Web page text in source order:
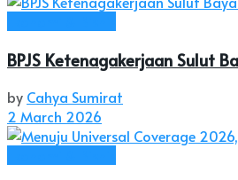
BPJS Ketenagakerjaan Sulut
by Cahya Sumirat
2 March 2026